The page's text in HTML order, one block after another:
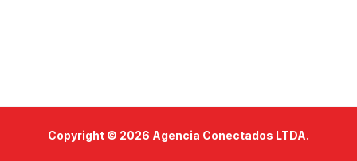
Copyright © 2026 Agencia Conectados LTDA.